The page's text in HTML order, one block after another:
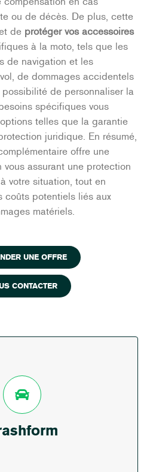
ou de décès. De plus, cette
de protéger vos accessoires
à la moto, tels que les
de navigation et les
de dommages accidentels
de personnaliser la
spécifiques vous
telles que la garantie
juridique. En résumé,
offre une
vous assurant une protection
votre situation, tout en
coûts potentiels liés aux
matériels.
UNE OFFRE
CONTACTER